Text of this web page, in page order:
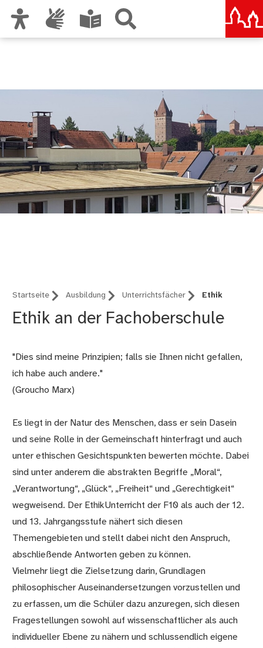
Startseite Ausbildung Unterrichtsfächer Ethik
Ethik an der Fachoberschule
"Dies sind meine Prinzipien; falls sie Ihnen nicht gefallen,
ich habe auch andere."
(Groucho Marx)
Es liegt in der Natur des Menschen, dass er sein Dasein
und seine Rolle in der Gemeinschaft hinterfragt und auch
unter ethischen Gesichtspunkten bewerten möchte. Dabei
sind unter anderem die abstrakten Begriffe „Moral“,
„Verantwortung“, „Glück“, „Freiheit“ und „Gerechtigkeit“
wegweisend. Der EthikUnterricht der F10 als auch der 12.
und 13. Jahrgangsstufe nähert sich diesen
Themengebieten und stellt dabei nicht den Anspruch,
abschließende Antworten geben zu können.
Vielmehr liegt die Zielsetzung darin, Grundlagen
philosophischer Auseinandersetzungen vorzustellen und
zu erfassen, um die Schüler dazu anzuregen, sich diesen
Fragestellungen sowohl auf wissenschaftlicher als auch
individueller Ebene zu nähern und schlussendlich eigene